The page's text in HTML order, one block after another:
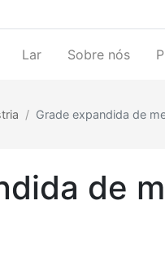
Lar Sobre nós
Grade expandida de
de